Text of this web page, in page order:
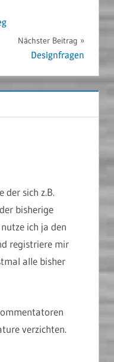
Nächster Beitrag
Designfragen
der sich z.B.
bisherige
ich ja den
registriere mir
alle bisher
verzichten.